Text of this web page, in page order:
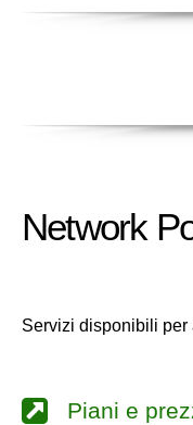
Network
Servizi disponibili per
Piani e